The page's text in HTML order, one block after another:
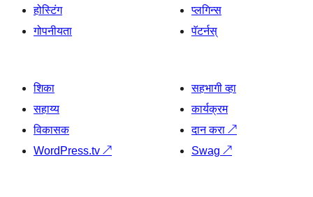
होस्टिंग
गोपनीयता
प्लगिन्स
पॅटर्नस्
शिका
सहाय्य
विकासक
WordPress.tv ↗
सहभागी व्हा
कार्यक्रम
दान करा ↗
Swag ↗